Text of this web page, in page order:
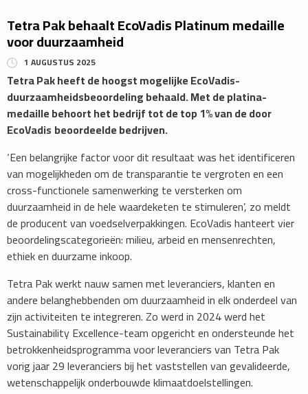
Tetra Pak behaalt EcoVadis Platinum medaille
voor duurzaamheid
1 AUGUSTUS 2025
​Tetra Pak heeft de hoogst mogelijke EcoVadis-
duurzaamheidsbeoordeling behaald. Met de platina-
medaille behoort het bedrijf tot de top 1% van de door
EcoVadis beoordeelde bedrijven.
‘Een belangrijke factor voor dit resultaat was het identificeren
van mogelijkheden om de transparantie te vergroten en een
cross-functionele samenwerking te versterken om
duurzaamheid in de hele waardeketen te stimuleren’, zo meldt
de producent van voedselverpakkingen. EcoVadis hanteert vier
beoordelingscategorieën: milieu, arbeid en mensenrechten,
ethiek en duurzame inkoop.
Tetra Pak werkt nauw samen met leveranciers, klanten en
andere belanghebbenden om duurzaamheid in elk onderdeel van
zijn activiteiten te integreren. Zo werd in 2024 werd het
Sustainability Excellence-team opgericht en ondersteunde het
betrokkenheidsprogramma voor leveranciers van Tetra Pak
vorig jaar 29 leveranciers bij het vaststellen van gevalideerde,
wetenschappelijk onderbouwde klimaatdoelstellingen.